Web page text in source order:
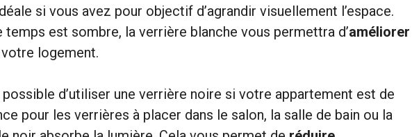
si vous avez pour objectif d’agrandir visuellement l’espace.
est sombre, la verrière blanche vous permettra d’améliorer
logement.
d’utiliser une verrière noire si votre appartement est de
pour les verrières à placer dans le salon, la salle de bain ou la